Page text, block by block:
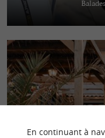
Café
En continuant à